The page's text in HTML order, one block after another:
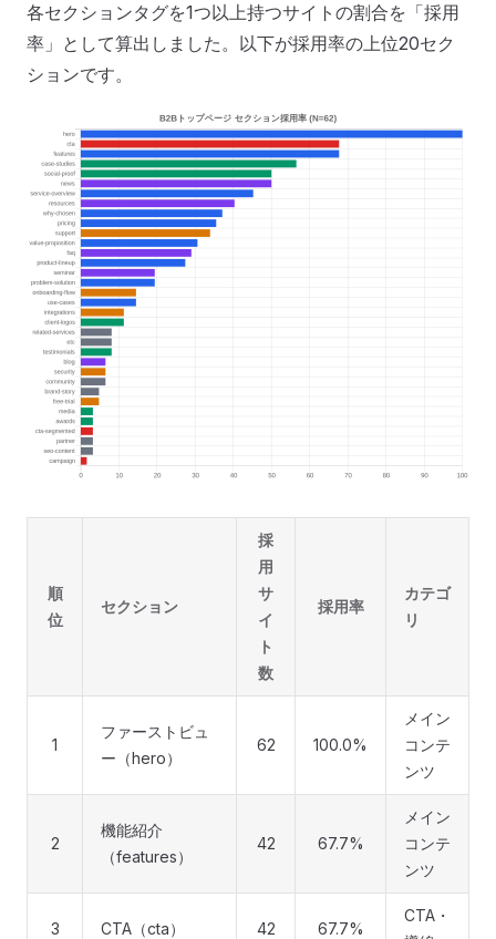
各セクションタグを1つ以上持つサイトの割合を「採用
率」として算出しました。以下が採用率の上位20セク
ションです。
順
位
セクション
採
用
サ
イ
ト
数
採用率
カテゴ
リ
1
ファーストビュ
ー（hero）
62 100.0%
メイン
コンテ
ンツ
2
機能紹介
（features）
42 67.7%
メイン
コンテ
ンツ
3 CTA（cta） 42 67.7%
CTA・